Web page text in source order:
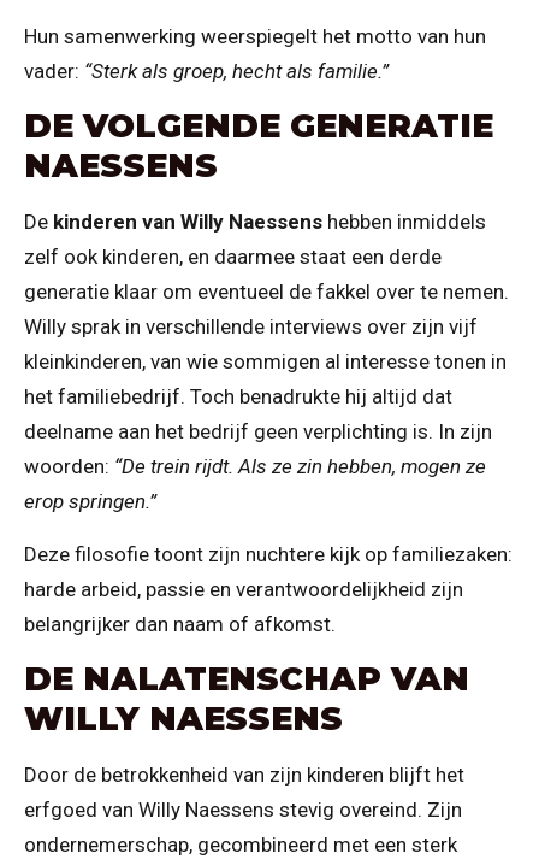
Hun samenwerking weerspiegelt het motto van hun
vader: “Sterk als groep, hecht als familie.”
DE VOLGENDE GENERATIE
NAESSENS
De kinderen van Willy Naessens hebben inmiddels
zelf ook kinderen, en daarmee staat een derde
generatie klaar om eventueel de fakkel over te nemen.
Willy sprak in verschillende interviews over zijn vijf
kleinkinderen, van wie sommigen al interesse tonen in
het familiebedrijf. Toch benadrukte hij altijd dat
deelname aan het bedrijf geen verplichting is. In zijn
woorden: “De trein rijdt. Als ze zin hebben, mogen ze
erop springen.”
Deze filosofie toont zijn nuchtere kijk op familiezaken:
harde arbeid, passie en verantwoordelijkheid zijn
belangrijker dan naam of afkomst.
DE NALATENSCHAP VAN
WILLY NAESSENS
Door de betrokkenheid van zijn kinderen blijft het
erfgoed van Willy Naessens stevig overeind. Zijn
ondernemerschap, gecombineerd met een sterk